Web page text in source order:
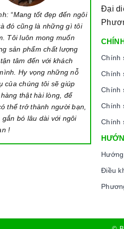
Hẹn giờ nấu:
Người nấu không
bảo được nấu chín, giữ được
02 vòng nhiệt:Giúp người dùng
thoát nhiệt.
Tự đun sôi: Bạn chỉ cần đơn
Cảnh báo dư nhiệt:
Bếp cảnh
bị bỏng.
lưu ý khi sử dụng sản phẩm
“Mang tốt đẹp đến ngôi
đó cũng là những gì tôi
Tôi luôn mong muốn
sản phẩm chất lượng
tâm đến với khách
Hy vọng những nỗ
của chúng tôi sẽ giúp
thật hài lòng, để
thể trở thành người bạn,
bó lâu dài với ngôi
!
Đại
Chính
Chính
Chính
Chính
Chính
Điều